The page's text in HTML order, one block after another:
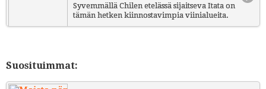
Syvemmällä Chilen etelässä sijaitseva Itata on
tämän hetken kiinnostavimpia viinialueita.
Suosituimmat: